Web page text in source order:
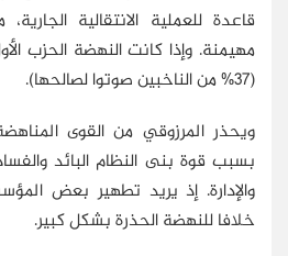
قاعدة للعملية الانتقالية
مهيمنة. وإذا كانت النهضة الحزب
(37% من الناخبين صوتوا لصالحها).
ويحذر المرزوقي من القوى
بسبب قوة بنى النظام البائد
والإدارة. إذ يريد تطهير بعض
خلافا للنهضة الحذرة بشكل كبير.